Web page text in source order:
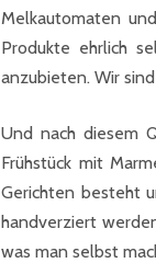
Melkautomaten
Produkte ehrlich
anzubieten. Wir
Und nach diesem
Frühstück mit
Gerichten besteht
handverziert
was man selbst